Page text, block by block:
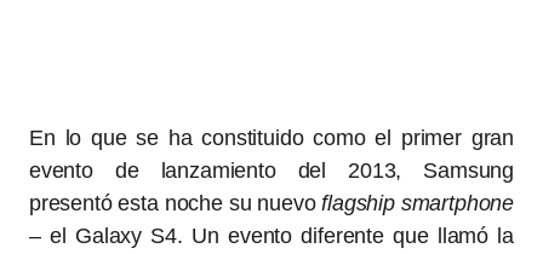
En lo que se ha constituido como el primer gran
evento de lanzamiento del 2013, Samsung
presentó esta noche su nuevoflagship smartphone
– el Galaxy S4. Un evento diferente que llamó la